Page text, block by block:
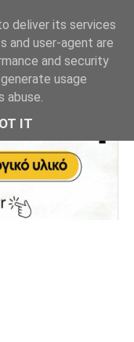
deliver its services
and user-agent are
and security
usage
abuse.
IT